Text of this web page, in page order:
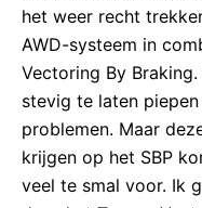
het weer recht
AWD-systeem in
Vectoring By
stevig te laten
problemen. Maar
krijgen op het SBP
veel te smal voor. Ik